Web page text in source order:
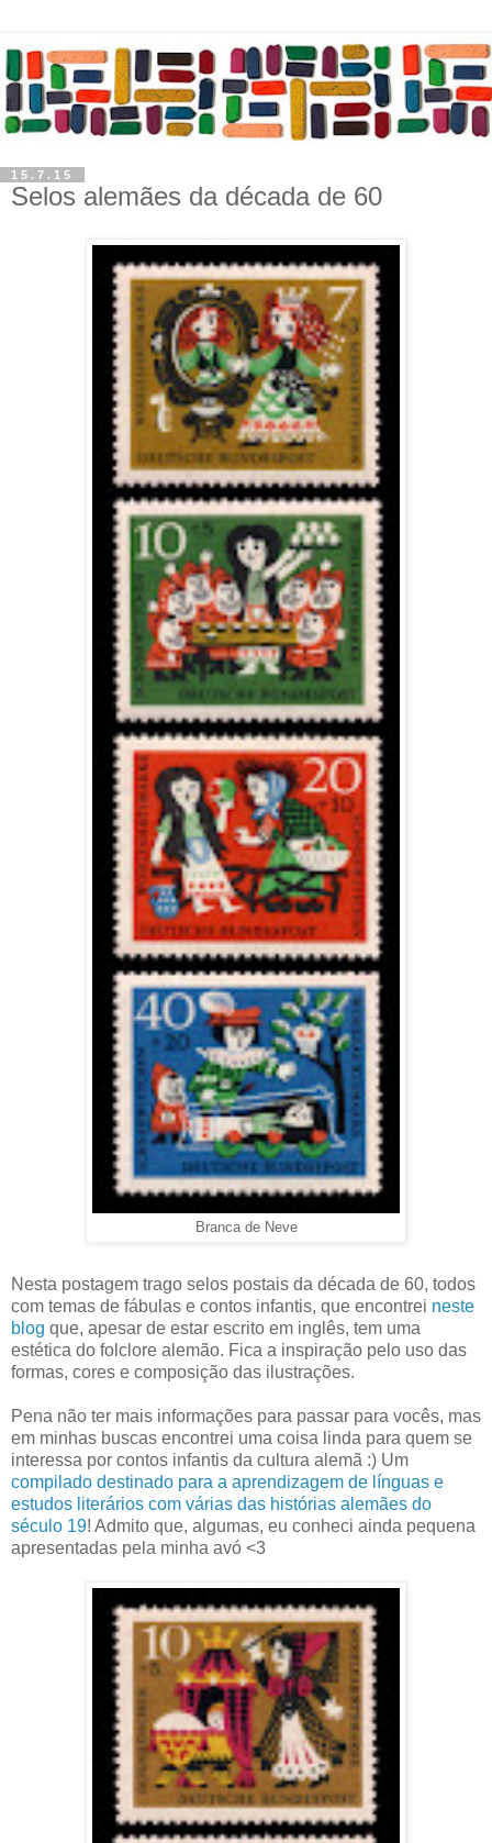
15.7.15
Selos alemães da década de 60
Branca de Neve
Nesta postagem trago selos postais da década de 60, todos
com temas de fábulas e contos infantis, que encontrei neste
blog que, apesar de estar escrito em inglês, tem uma
estética do folclore alemão. Fica a inspiração pelo uso das
formas, cores e composição das ilustrações.
Pena não ter mais informações para passar para vocês, mas
em minhas buscas encontrei uma coisa linda para quem se
interessa por contos infantis da cultura alemã :) Um
compilado destinado para a aprendizagem de línguas e
estudos literários com várias das histórias alemães do
século 19! Admito que, algumas, eu conheci ainda pequena
apresentadas pela minha avó <3